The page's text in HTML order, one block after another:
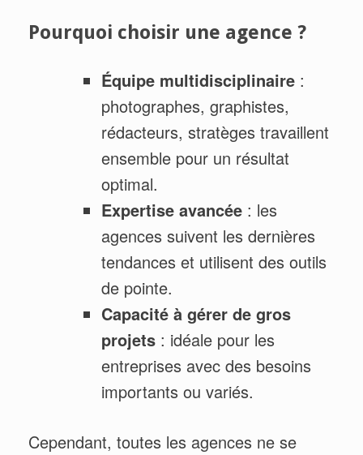
Pourquoi choisir une agence ?
Équipe multidisciplinaire :
photographes, graphistes,
rédacteurs, stratèges travaillent
ensemble pour un résultat
optimal.
Expertise avancée : les
agences suivent les dernières
tendances et utilisent des outils
de pointe.
Capacité à gérer de gros
projets : idéale pour les
entreprises avec des besoins
importants ou variés.
Cependant, toutes les agences ne se